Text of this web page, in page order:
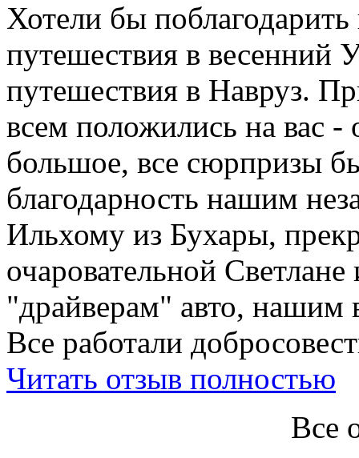
Хотели бы
путешествия в весенний
путешествия в Навруз.
всем положились на вас -
большое, все сюрпризы
благодарность нашим
Ильхому из Бухары,
очаровательной
"драйверам" авто, нашим
Все работали
Читать отзыв полностью
Все